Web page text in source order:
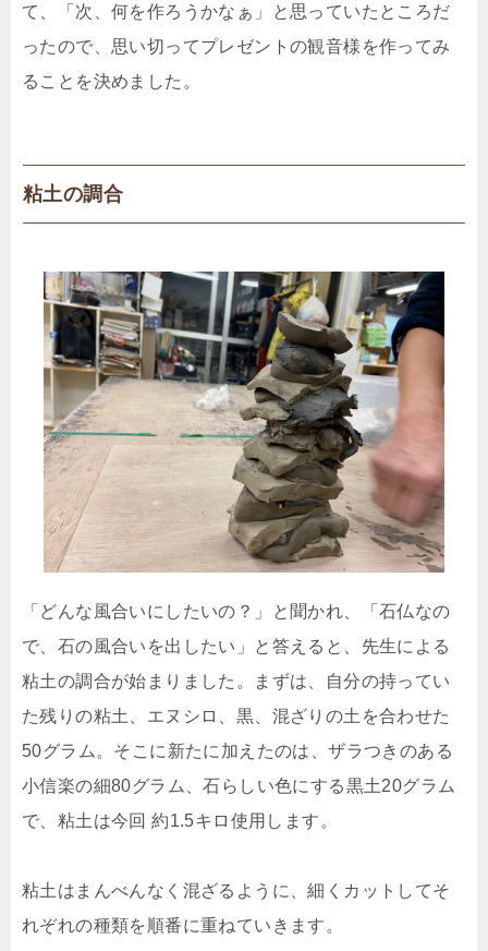
て、「次、何を作ろうかなぁ」と思っていたところだ
ったので、思い切ってプレゼントの観音様を作ってみ
ることを決めました。
粘土の調合
「どんな風合いにしたいの？」と聞かれ、「石仏なの
で、石の風合いを出したい」と答えると、先生による
粘土の調合が始まりました。まずは、自分の持ってい
た残りの粘土、エヌシロ、黒、混ざりの土を合わせた
50グラム。そこに新たに加えたのは、ザラつきのある
小信楽の細80グラム、石らしい色にする黒土20グラム
で、粘土は今回 約1.5キロ使用します。
粘土はまんべんなく混ざるように、細くカットしてそ
れぞれの種類を順番に重ねていきます。